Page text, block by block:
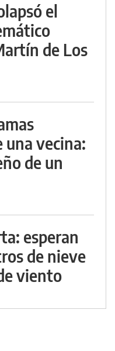
el
de Los
una vecina:
de un
esperan
de nieve
viento